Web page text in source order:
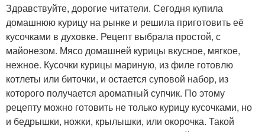
Здравствуйте, дорогие читатели. Сегодня купила
домашнюю курицу на рынке и решила приготовить её
кусочками в духовке. Рецепт выбрала простой, с
майонезом. Мясо домашней курицы вкусное, мягкое,
нежное. Кусочки курицы мариную, из филе готовлю
котлеты или биточки, и остается суповой набор, из
которого получается ароматный супчик. По этому
рецепту можно готовить не только курицу кусочками, но
и бедрышки, ножки, крылышки, или окорочка. Такой